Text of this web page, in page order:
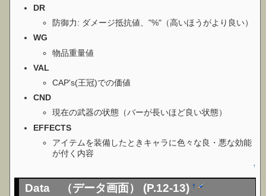
DR
防御力: ダメージ抵抗値、"%"（高いほうがより良い）
WG
物品重量値
VAL
CAP's(王冠)での価値
CND
現在の武器の状態（バーが長いほど良い状態）
EFFECTS
アイテムを装備したときキャラに色々な良・悪な効能
が付く内容
↑
Data （データ画面） (P.12-13)†